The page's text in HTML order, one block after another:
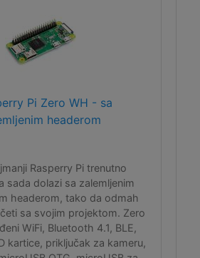
Pi Zero WH - sa
headerom
Rasperry Pi trenutno
sada dolazi sa zalemljenim
headerom, tako da odmah
sa svojim projektom. Zero
WiFi, Bluetooth 4.1, BLE,
kartice, priključak za kameru,